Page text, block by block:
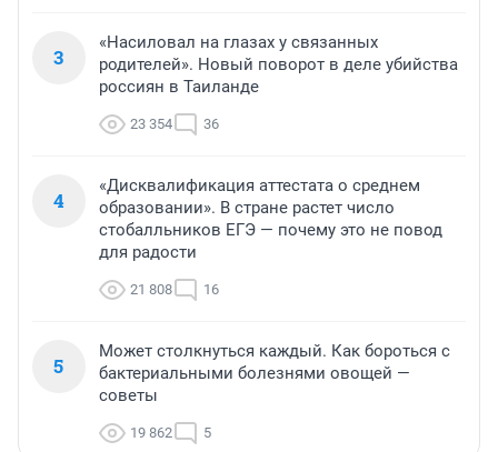
3
«Насиловал на глазах у связанных
родителей». Новый поворот в деле убийства
россиян в Таиланде
23 354 36
4
«Дисквалификация аттестата о среднем
образовании». В стране растет число
стобалльников ЕГЭ — почему это не повод
для радости
21 808 16
5
Может столкнуться каждый. Как бороться с
бактериальными болезнями овощей —
советы
19 862 5